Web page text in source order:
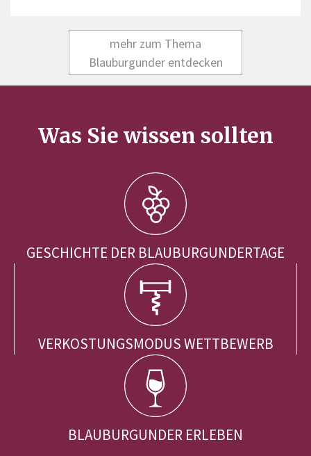
mehr zum Thema
Blauburgunder entdecken
Was Sie wissen sollten
GESCHICHTE DER BLAUBURGUNDERTAGE
VERKOSTUNGSMODUS WETTBEWERB
BLAUBURGUNDER ERLEBEN